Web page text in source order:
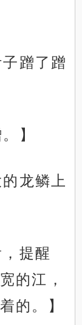
蹭了蹭
】
龙鳞上
提醒
的江，
的。】